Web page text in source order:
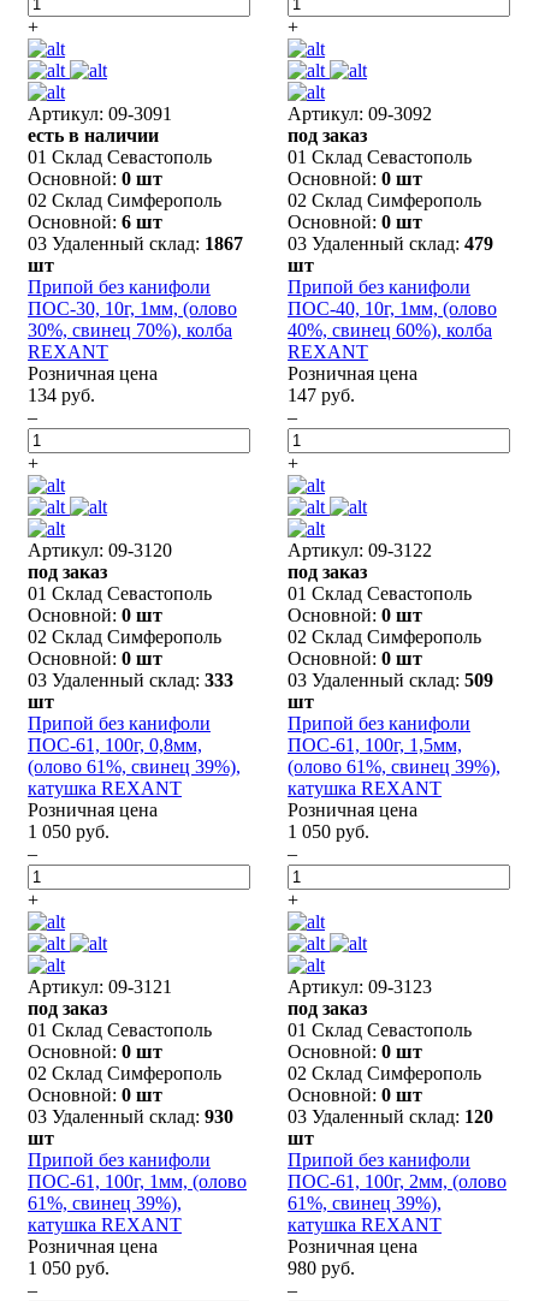
+ +
Артикул: 09-3091
есть в наличии
01 Склад Севастополь
Основной: 0 шт
02 Склад Симферополь
Основной: 6 шт
03 Удаленный склад: 1867
шт
Припой без канифоли
ПОС-30, 10г, 1мм, (олово
30%, свинец 70%), колба
REXANT
Розничная цена
134 руб.
–
+
Артикул: 09-3092
под заказ
01 Склад Севастополь
Основной: 0 шт
02 Склад Симферополь
Основной: 0 шт
03 Удаленный склад: 479
шт
Припой без канифоли
ПОС-40, 10г, 1мм, (олово
40%, свинец 60%), колба
REXANT
Розничная цена
147 руб.
–
+
Артикул: 09-3120
под заказ
01 Склад Севастополь
Основной: 0 шт
02 Склад Симферополь
Основной: 0 шт
03 Удаленный склад: 333
шт
Припой без канифоли
ПОС-61, 100г, 0,8мм,
(олово 61%, свинец 39%),
катушка REXANT
Розничная цена
1 050 руб.
–
+
Артикул: 09-3122
под заказ
01 Склад Севастополь
Основной: 0 шт
02 Склад Симферополь
Основной: 0 шт
03 Удаленный склад: 509
шт
Припой без канифоли
ПОС-61, 100г, 1,5мм,
(олово 61%, свинец 39%),
катушка REXANT
Розничная цена
1 050 руб.
–
+
Артикул: 09-3121
под заказ
01 Склад Севастополь
Основной: 0 шт
02 Склад Симферополь
Основной: 0 шт
03 Удаленный склад: 930
шт
Припой без канифоли
ПОС-61, 100г, 1мм, (олово
61%, свинец 39%),
катушка REXANT
Розничная цена
1 050 руб.
–
Артикул: 09-3123
под заказ
01 Склад Севастополь
Основной: 0 шт
02 Склад Симферополь
Основной: 0 шт
03 Удаленный склад: 120
шт
Припой без канифоли
ПОС-61, 100г, 2мм, (олово
61%, свинец 39%),
катушка REXANT
Розничная цена
980 руб.
–